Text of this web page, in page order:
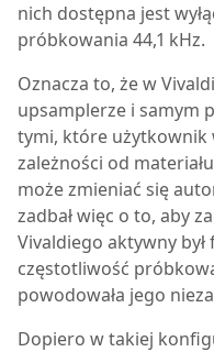
nich dostępna jest
próbkowania 44,1 kHz.
Oznacza to, że w
upsamplerze i samym
tymi, które użytkownik
zależności od
może zmieniać się
zadbał więc o to, aby
Vivaldiego aktywny
częstotliwość
powodowała jego
Dopiero w takiej